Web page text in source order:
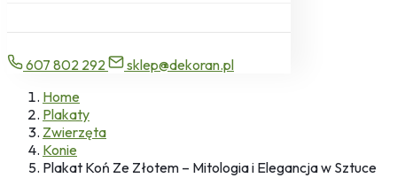
607 802 292
sklep@dekoran.pl
Home
Plakaty
Zwierzęta
Konie
Plakat Koń Ze Złotem – Mitologia i Elegancja w Sztuce